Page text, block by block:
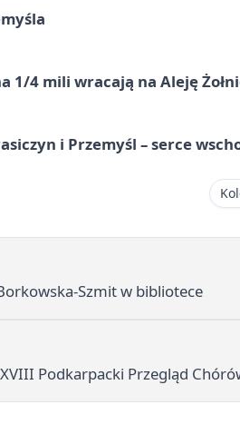
1/4 mili wracają na Aleję
i Przemyśl – serce
Szmit w bibliotece
Podkarpacki Przegląd